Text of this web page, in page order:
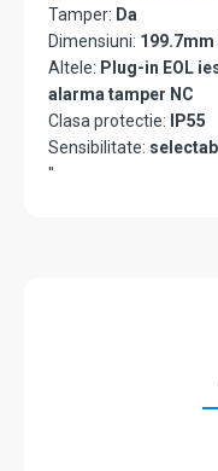
Tamper: Da
Dimensiuni: 199.7mm
Altele: Plug-in EOL
alarma tamper NC
Clasa protectie:
IP55
Sensibilitate:
"